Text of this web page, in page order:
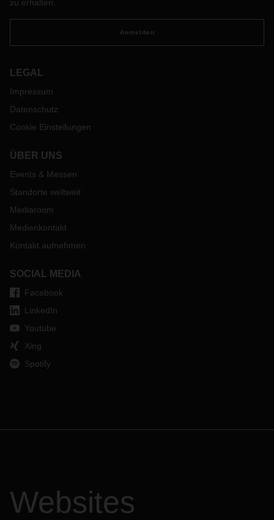
zu erhalten.
Anmelden
LEGAL
Impressum
Datenschutz
Cookie Einstellungen
ÜBER UNS
Events & Messen
Standorte weltweit
Mediaroom
Medienkontakt
Kontakt aufnehmen
SOCIAL MEDIA
Facebook
LinkedIn
Youtube
Xing
Spotify
Websites